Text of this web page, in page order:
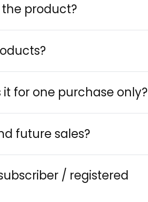
product?
for one purchase only?
future sales?
/ registered